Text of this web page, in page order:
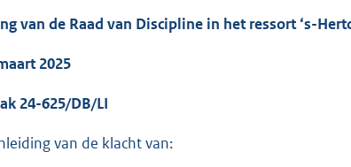
van de Raad van Discipline in het ressort ‘s-
2025
24-625/DB/LI
van de klacht van: